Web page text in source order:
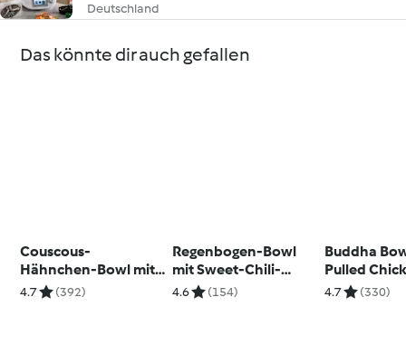
Deutschland
Das könnte dir auch gefallen
Couscous-
Hähnchen-Bowl mit
Feta und Paprikadip
4.7 (392)
Regenbogen-Bowl
mit Sweet-Chili-
Hähnchen
4.6 (154)
Buddha
Pulled
4.7 (330)